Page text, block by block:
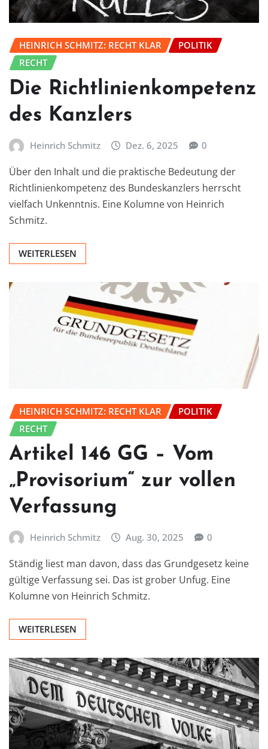
HEINRICH SCHMITZ: RECHT KLAR
POLITIK
RECHT
Die Richtlinienkompetenz
des Kanzlers
Heinrich Schmitz Dez. 6, 2025 0
Über den Inhalt und die praktische Bedeutung der
Richtlinienkompetenz des Bundeskanzlers herrscht
vielfach Unkenntnis. Eine Kolumne von Heinrich
Schmitz.
WEITERLESEN
HEINRICH SCHMITZ: RECHT KLAR
POLITIK
RECHT
Artikel 146 GG – Vom
„Provisorium“ zur vollen
Verfassung
Heinrich Schmitz Aug. 30, 2025 0
Ständig liest man davon, dass das Grundgesetz keine
gültige Verfassung sei. Das ist grober Unfug. Eine
Kolumne von Heinrich Schmitz.
WEITERLESEN